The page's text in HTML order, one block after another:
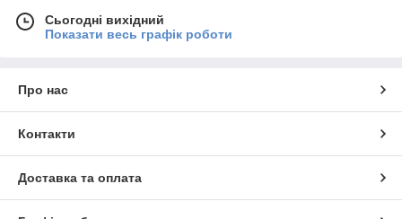
Сьогодні вихідний
Показати весь графік роботи
Про нас
Контакти
Доставка та оплата